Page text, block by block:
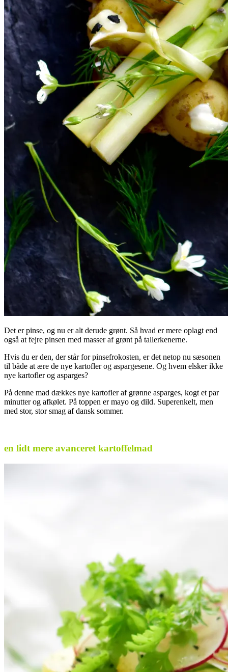
Det er pinse, og nu er alt derude grønt. Så hvad er mere oplagt end
også at fejre pinsen med masser af grønt på tallerkenerne.
Hvis du er den, der står for pinsefrokosten, er det netop nu sæsonen
til både at ære de nye kartofler og aspargesene. Og hvem elsker ikke
nye kartofler og asparges?
På denne mad dækkes nye kartofler af grønne asparges, kogt et par
minutter og afkølet. På toppen er mayo og dild. Superenkelt, men
med stor, stor smag af dansk sommer.
en lidt mere avanceret kartoffelmad